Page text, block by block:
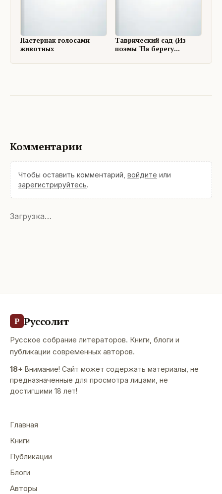
Пастернак голосами
животных
Таврический сад (Из
поэмы "На берегу
Комментарии
Чтобы оставить комментарий, войдите или
зарегистрируйтесь.
Загрузка…
Р Руссолит
Русское собрание литераторов. Книги, блоги и
публикации современных авторов.
18+ Внимание! Сайт может содержать материалы, не
предназначенные для просмотра лицами, не
достигшими 18 лет!
Главная
Книги
Публикации
Блоги
Авторы